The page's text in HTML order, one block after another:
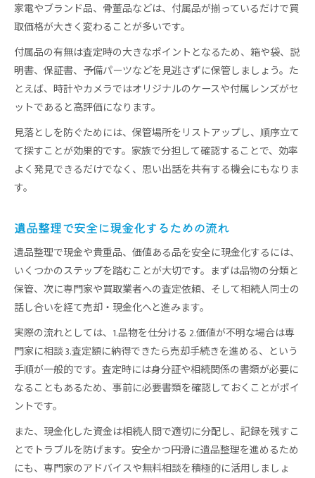
家電やブランド品、骨董品などは、付属品が揃っているだけで買
取価格が大きく変わることが多いです。
付属品の有無は査定時の大きなポイントとなるため、箱や袋、説
明書、保証書、予備パーツなどを見逃さずに保管しましょう。た
とえば、時計やカメラではオリジナルのケースや付属レンズがセ
ットであると高評価になります。
見落としを防ぐためには、保管場所をリストアップし、順序立て
て探すことが効果的です。家族で分担して確認することで、効率
よく発見できるだけでなく、思い出話を共有する機会にもなりま
す。
遺品整理で安全に現金化するための流れ
遺品整理で現金や貴重品、価値ある品を安全に現金化するには、
いくつかのステップを踏むことが大切です。まずは品物の分類と
保管、次に専門家や買取業者への査定依頼、そして相続人同士の
話し合いを経て売却・現金化へと進みます。
実際の流れとしては、1.品物を仕分ける 2.価値が不明な場合は専
門家に相談 3.査定額に納得できたら売却手続きを進める、という
手順が一般的です。査定時には身分証や相続関係の書類が必要に
なることもあるため、事前に必要書類を確認しておくことがポイ
ントです。
また、現金化した資金は相続人間で適切に分配し、記録を残すこ
とでトラブルを防げます。安全かつ円滑に遺品整理を進めるため
にも、専門家のアドバイスや無料相談を積極的に活用しましょ